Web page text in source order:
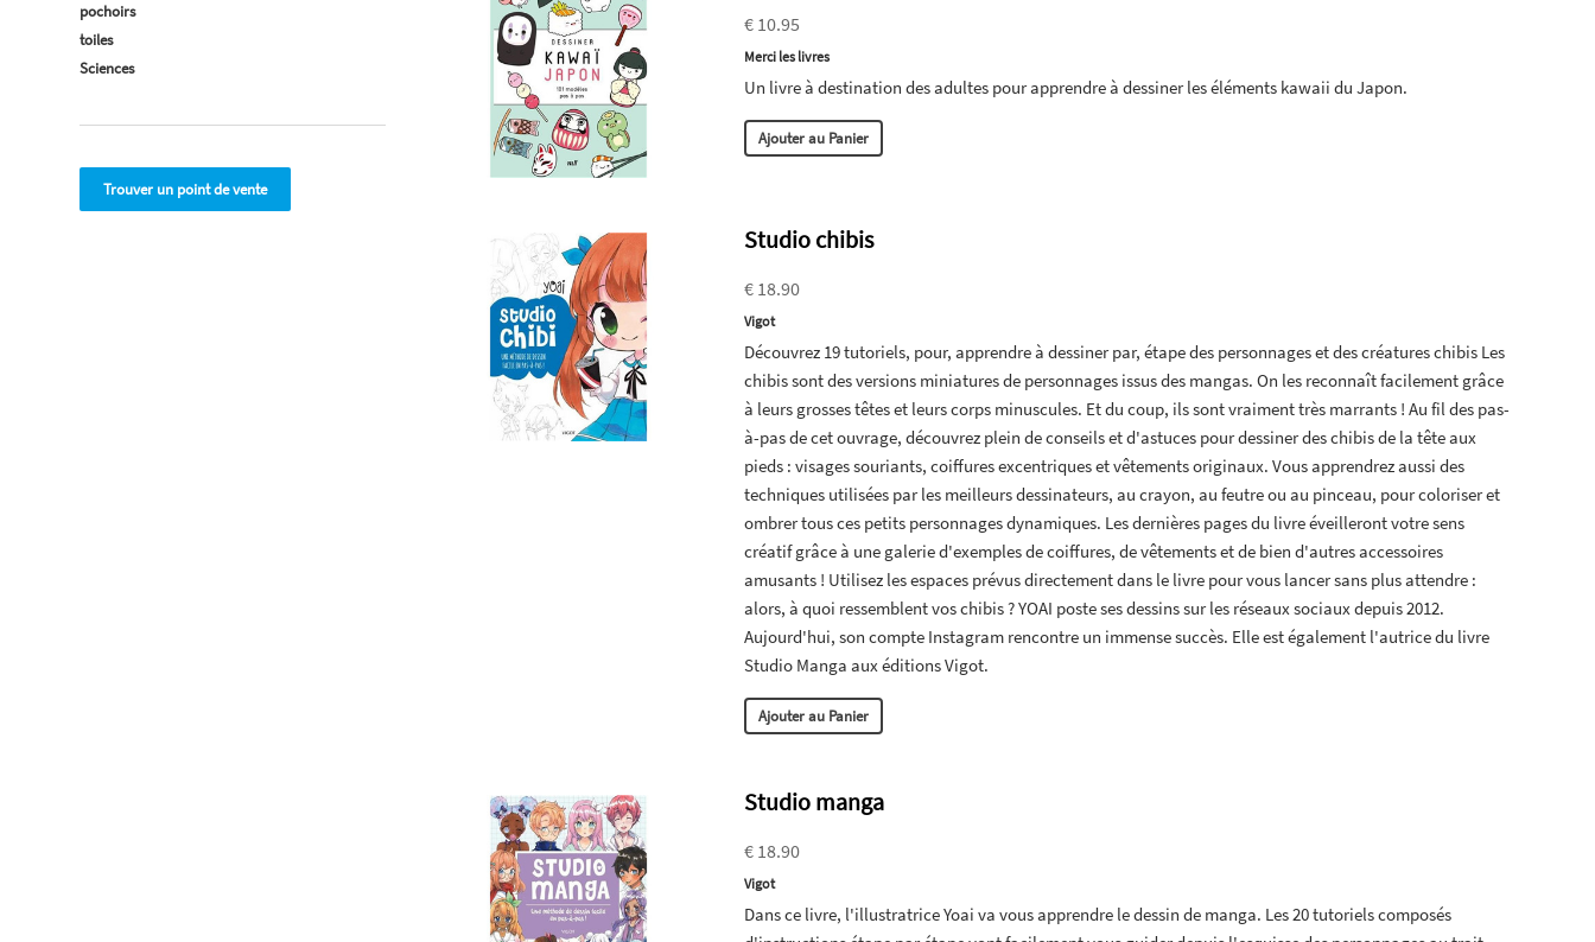
€ 10.95
Merci les livres
Un livre à destination des adultes pour apprendre à dessiner les éléments kawaii du Japon.
Ajouter au Panier
Studio chibis
€ 18.90
Vigot
Découvrez 19 tutoriels, pour, apprendre à dessiner par, étape des personnages et des créatures chibis Les
chibis sont des versions miniatures de personnages issus des mangas. On les reconnaît facilement grâce
à leurs grosses têtes et leurs corps minuscules. Et du coup, ils sont vraiment très marrants ! Au fil des pas-
à-pas de cet ouvrage, découvrez plein de conseils et d'astuces pour dessiner des chibis de la tête aux
pieds : visages souriants, coiffures excentriques et vêtements originaux. Vous apprendrez aussi des
techniques utilisées par les meilleurs dessinateurs, au crayon, au feutre ou au pinceau, pour coloriser et
ombrer tous ces petits personnages dynamiques. Les dernières pages du livre éveilleront votre sens
créatif grâce à une galerie d'exemples de coiffures, de vêtements et de bien d'autres accessoires
amusants ! Utilisez les espaces prévus directement dans le livre pour vous lancer sans plus attendre :
alors, à quoi ressemblent vos chibis ? YOAI poste ses dessins sur les réseaux sociaux depuis 2012.
Aujourd'hui, son compte Instagram rencontre un immense succès. Elle est également l'autrice du livre
Studio Manga aux éditions Vigot.
Ajouter au Panier
Studio manga
€ 18.90
Vigot
Dans ce livre, l'illustratrice Yoai va vous apprendre le dessin de manga. Les 20 tutoriels composés
pochoirs
toiles
Sciences
Trouver un point de vente